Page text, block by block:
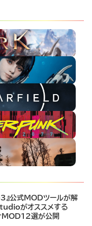
3』公式MODツールが解
がオススメする
MOD12選が公開